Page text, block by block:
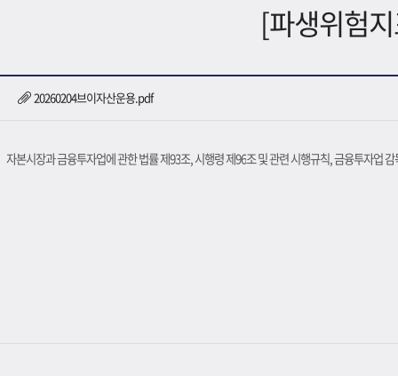
[파생위험
20260204브이자산운용.pdf
자본시장과 금융투자업에 관한 법률 제93조,시행령 제96조 및 관련 시행규칙,금융투자업 감